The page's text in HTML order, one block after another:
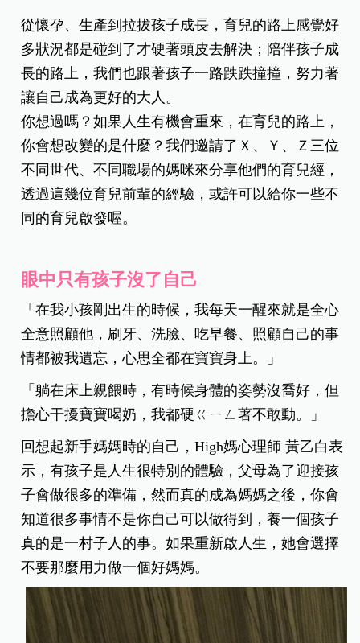
從懷孕、生產到拉拔孩子成長，育兒的路上感覺好
多狀況都是碰到了才硬著頭皮去解決；陪伴孩子成
長的路上，我們也跟著孩子一路跌跌撞撞，努力著
讓自己成為更好的大人。
你想過嗎？如果人生有機會重來，在育兒的路上，
你會想改變的是什麼？我們邀請了Ｘ、Ｙ、Ｚ三位
不同世代、不同職場的媽咪來分享他們的育兒經，
透過這幾位育兒前輩的經驗，或許可以給你一些不
同的育兒啟發喔。
眼中只有孩子沒了自己
「在我小孩剛出生的時候，我每天一醒來就是全心
全意照顧他，刷牙、洗臉、吃早餐、照顧自己的事
情都被我遺忘，心思全都在寶寶身上。」
「躺在床上親餵時，有時候身體的姿勢沒喬好，但
擔心干擾寶寶喝奶，我都硬ㄍㄧㄥ著不敢動。」
回想起新手媽媽時的自己，High媽心理師 黃乙白表
示，有孩子是人生很特別的體驗，父母為了迎接孩
子會做很多的準備，然而真的成為媽媽之後，你會
知道很多事情不是你自己可以做得到，養一個孩子
真的是一村子人的事。如果重新啟人生，她會選擇
不要那麼用力做一個好媽媽。